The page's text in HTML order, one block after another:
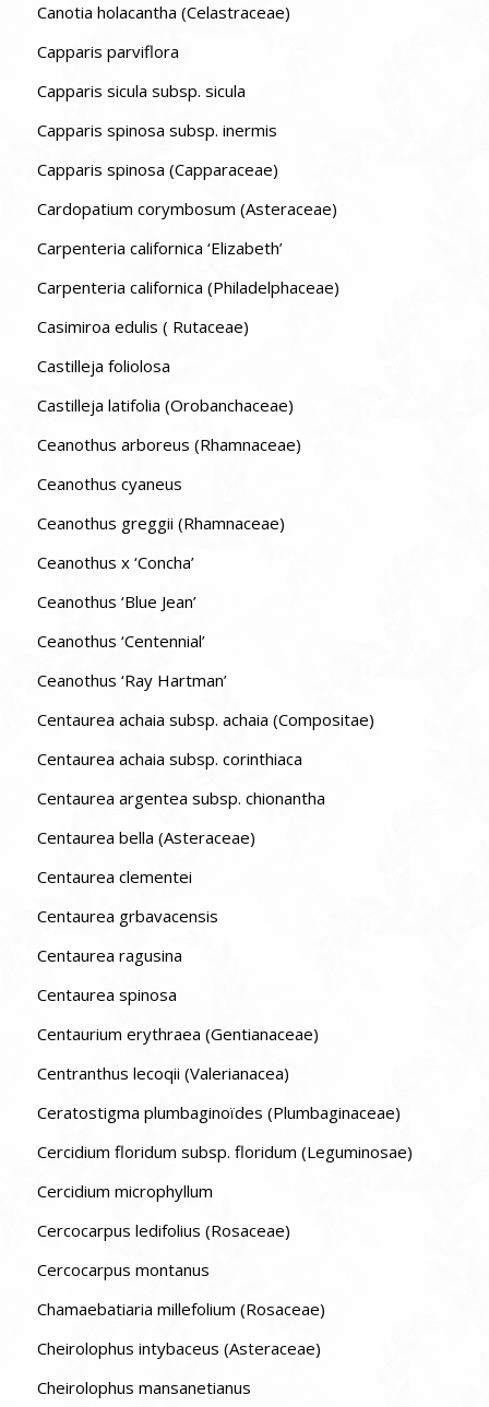
Canotia holacantha (Celastraceae)
Capparis parviflora
Capparis sicula subsp. sicula
Capparis spinosa subsp. inermis
Capparis spinosa (Capparaceae)
Cardopatium corymbosum (Asteraceae)
Carpenteria californica ‘Elizabeth’
Carpenteria californica (Philadelphaceae)
Casimiroa edulis ( Rutaceae)
Castilleja foliolosa
Castilleja latifolia (Orobanchaceae)
Ceanothus arboreus (Rhamnaceae)
Ceanothus cyaneus
Ceanothus greggii (Rhamnaceae)
Ceanothus x ‘Concha’
Ceanothus ‘Blue Jean’
Ceanothus ‘Centennial’
Ceanothus ‘Ray Hartman’
Centaurea achaia subsp. achaia (Compositae)
Centaurea achaia subsp. corinthiaca
Centaurea argentea subsp. chionantha
Centaurea bella (Asteraceae)
Centaurea clementei
Centaurea grbavacensis
Centaurea ragusina
Centaurea spinosa
Centaurium erythraea (Gentianaceae)
Centranthus lecoqii (Valerianacea)
Ceratostigma plumbaginoïdes (Plumbaginaceae)
Cercidium floridum subsp. floridum (Leguminosae)
Cercidium microphyllum
Cercocarpus ledifolius (Rosaceae)
Cercocarpus montanus
Chamaebatiaria millefolium (Rosaceae)
Cheirolophus intybaceus (Asteraceae)
Cheirolophus mansanetianus